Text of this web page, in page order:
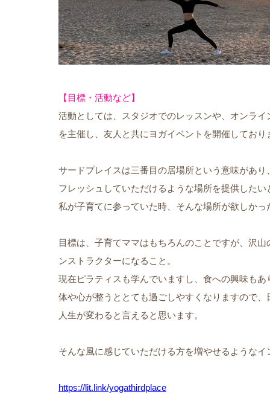
【目標・活動など】
活動としては、スタジオでのレッスンや、オンラ
を主催し、友人と共にヨガイベントを開催しており
サードプレイスは三番目の居場所という意味があ
フレッシュしていただけるような場所を提供した
私が子育てに参っていた時、そんな場所が欲しかっ
目標は、子育てママはもちろんのことですが、沢
ンストラクターになること。
現在ピラティスも学んでいますし、食への興味も
体や心が整うととても過ごしやすくなりますので
人生が変わると言えると思います。
そんな風に感じていただける方を増やせるような
https://lit.link/yogathirdplace